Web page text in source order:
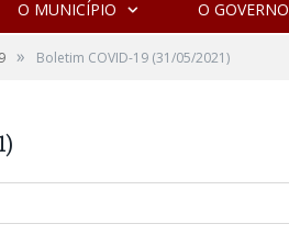
O MUNICÍPIO O GOVERNO
» Boletim COVID-19 (31/05/2021)